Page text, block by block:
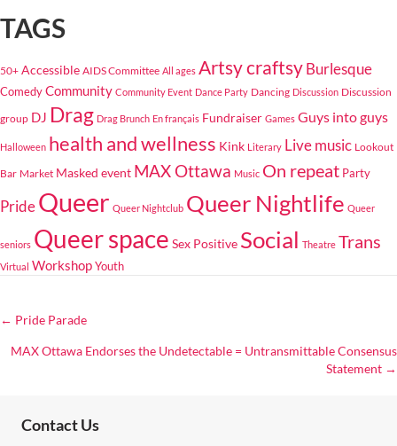
TAGS
50+ Accessible AIDS Committee All ages Artsy craftsy Burlesque
ComedyCommunity Community Event Dance Party Dancing Discussion Discussion
group DJ Drag Drag Brunch En français Fundraiser Games Guys into guys
Halloween health and wellness Kink Literary Live music Lookout
Bar Market Masked event MAX Ottawa Music On repeat Party
PrideQueer Queer Nightclub Queer Nightlife Queer
seniors Queer space Sex Positive Social Theatre Trans
Virtual WorkshopYouth
POSTS
NAVIGATION
← Pride Parade
MAX Ottawa Endorses the Undetectable = Untransmittable Consensus
Statement →
Contact Us